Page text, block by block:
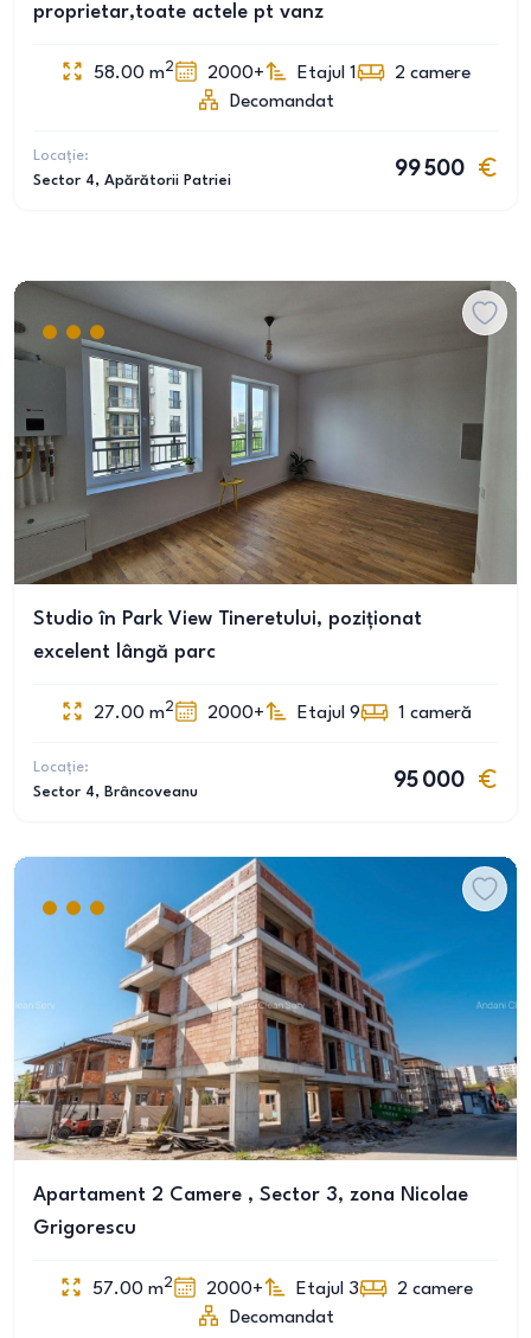
proprietar,toate actele pt vanz
58.00 m2 2000+ Etajul 1 2 camere
Decomandat
Locație:
Sector 4, Apărătorii Patriei
99 500
Studio în Park View Tineretului, poziționat
excelent lângă parc
27.00 m2 2000+ Etajul 9 1 cameră
Locație:
Sector 4, Brâncoveanu
95 000
Apartament 2 Camere , Sector 3, zona Nicolae
Grigorescu
57.00 m2 2000+ Etajul 3 2 camere
Decomandat